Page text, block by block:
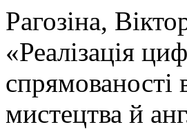
Рагозіна,
«Реалізація
спрямованості
мистецтва й